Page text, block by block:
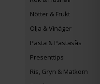
Nötter & Frukt
Olja & Vinäger
Pasta & Pastasås
Presenttips
Ris, Gryn & Matkorn